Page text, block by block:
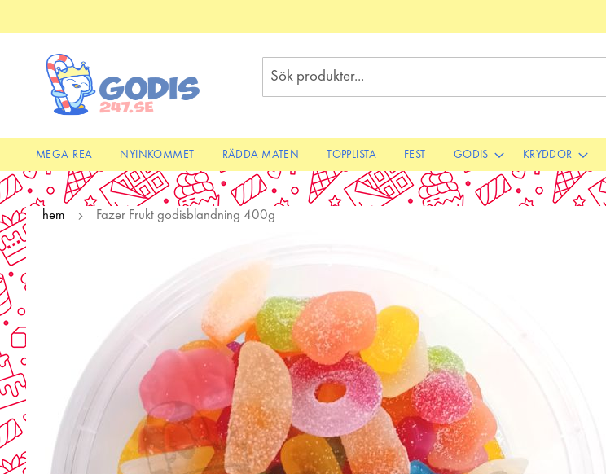
to
MEGA-REA NYINKOMMET RÄDDA MATEN TOPPLISTA FEST GODIS KRYDDOR
hem Fazer Frukt godisblandning 400g